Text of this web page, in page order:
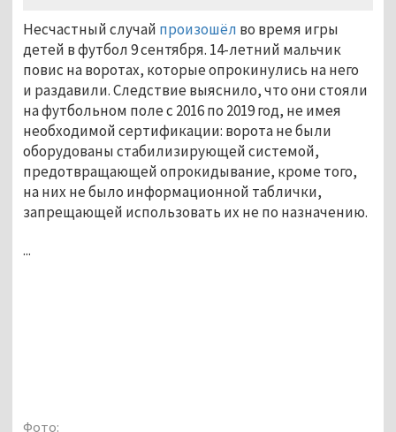
Несчастный случай произошёл во время игры
детей в футбол 9 сентября. 14-летний мальчик
повис на воротах, которые опрокинулись на него
и раздавили. Следствие выяснило, что они стояли
на футбольном поле с 2016 по 2019 год, не имея
необходимой сертификации: ворота не были
оборудованы стабилизирующей системой,
предотвращающей опрокидывание, кроме того,
на них не было информационной таблички,
запрещающей использовать их не по назначению.
...
Фото: